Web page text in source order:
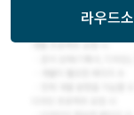
라우드